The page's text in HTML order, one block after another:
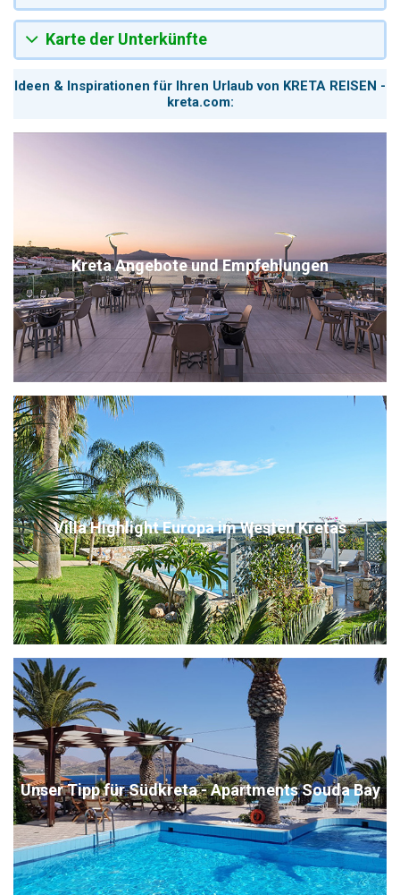
Karte der Unterkünfte
Ideen & Inspirationen für Ihren Urlaub von KRETA REISEN -
kreta.com:
Kreta Angebote und Empfehlungen
Villa Highlight Europa im Westen Kretas
Unser Tipp für Südkreta - Apartments Souda Bay